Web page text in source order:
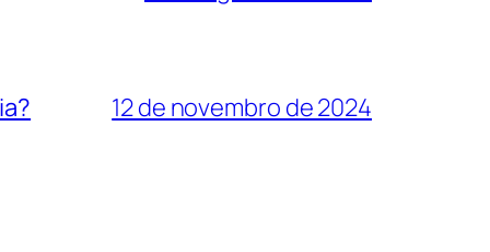
12 de novembro de 2024